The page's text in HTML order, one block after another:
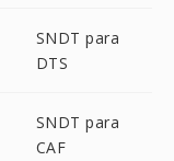
SNDT para
DTS
SNDT para
CAF